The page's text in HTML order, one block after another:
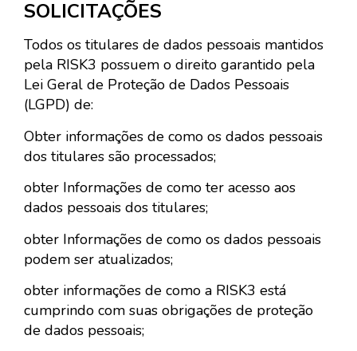
SOLICITAÇÕES
Todos os titulares de dados pessoais mantidos
pela RISK3 possuem o direito garantido pela
Lei Geral de Proteção de Dados Pessoais
(LGPD) de:
Obter informações de como os dados pessoais
dos titulares são processados;
obter Informações de como ter acesso aos
dados pessoais dos titulares;
obter Informações de como os dados pessoais
podem ser atualizados;
obter informações de como a RISK3 está
cumprindo com suas obrigações de proteção
de dados pessoais;